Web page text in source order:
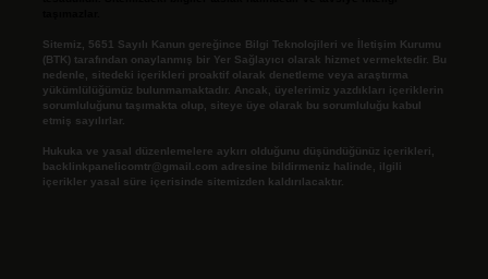
Sitemiz, 5651 Sayılı Kanun gereğince Bilgi Teknolojileri ve İletişim Kurumu
(BTK) tarafından onaylanmış bir Yer Sağlayıcı olarak hizmet vermektedir. Bu
nedenle, sitedeki içerikleri proaktif olarak denetleme veya araştırma
yükümlülüğümüz bulunmamaktadır. Ancak, üyelerimiz yazdıkları içeriklerin
sorumluluğunu taşımakta olup, siteye üye olarak bu sorumluluğu kabul
etmiş sayılırlar.
Hukuka ve yasal düzenlemelere aykırı olduğunu düşündüğünüz içerikleri,
backlinkpanelicomtr@gmail.com adresine bildirmeniz halinde, ilgili
içerikler yasal süre içerisinde sitemizden kaldırılacaktır.